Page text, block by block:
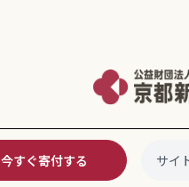
今すぐ寄付する